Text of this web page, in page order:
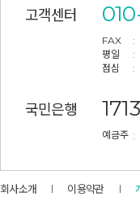
고객센터
FAX
:
평일
:
점심
:
국민은행
예금주 :
회사소개 이용약관